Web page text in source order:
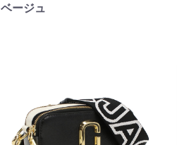
ベージュ